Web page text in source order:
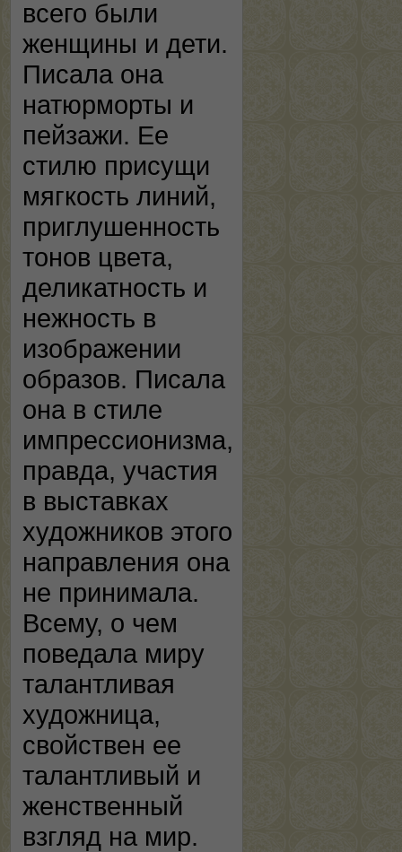
всего были
женщины и дети.
Писала она
натюрморты и
пейзажи. Ее
стилю присущи
мягкость линий,
приглушенность
тонов цвета,
деликатность и
нежность в
изображении
образов. Писала
она в стиле
импрессионизма,
правда, участия
в выставках
художников этого
направления она
не принимала.
Всему, о чем
поведала миру
талантливая
художница,
свойствен ее
талантливый и
женственный
взгляд на мир.